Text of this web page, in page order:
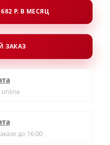
Р. В МЕСЯЦ
ЗАКАЗ
online
до 16:00